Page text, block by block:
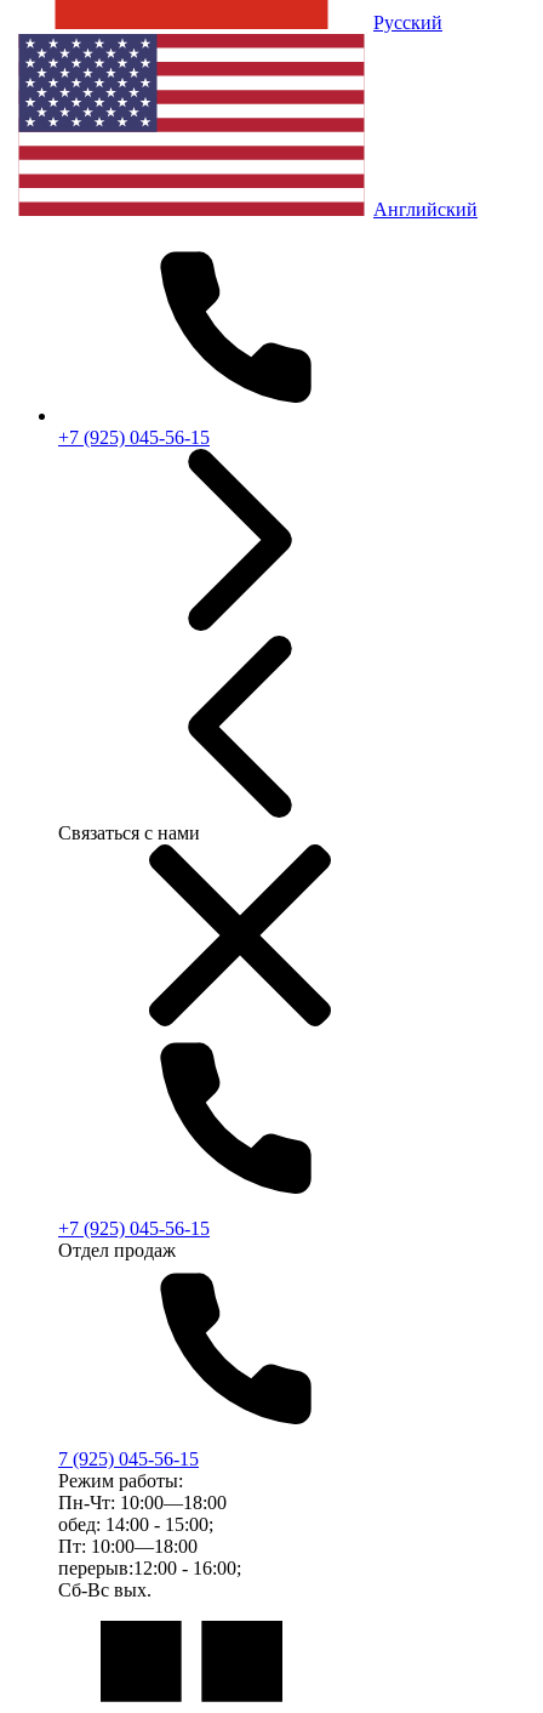
Русский
Английский
+7 (925) 045-56-15
Связаться с нами
+7 (925) 045-56-15
Отдел продаж
7 (925) 045-56-15
Режим работы:
Пн-Чт: 10:00—18:00
обед: 14:00 - 15:00;
Пт: 10:00—18:00
перерыв:12:00 - 16:00;
Сб-Вс вых.